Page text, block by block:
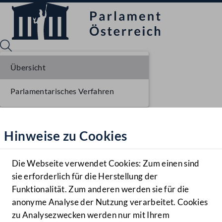
Hilfe
Benutzer
Navigationsmenü öffnen
MENÜ
Hinweise zu Cookies
Die Webseite verwendet Cookies: Zum einen sind
sie erforderlich für die Herstellung der
Funktionalität. Zum anderen werden sie für die
anonyme Analyse der Nutzung verarbeitet. Cookies
zu Analysezwecken werden nur mit Ihrem
Übersicht
Parlamentarisches Verfahren